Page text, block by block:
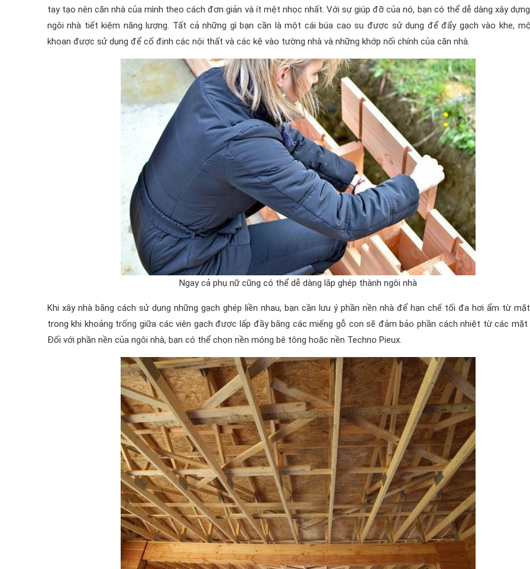
tay tạo nên căn nhà của mình theo cách đơn giản và ít mệt nhọc nhất. Với sự giúp đỡ của nó, bạn có thể dễ dàng xây
ngôi nhà tiết kiệm năng lượng. Tất cả những gì bạn cần là một cái búa cao su được sử dụng để đẩy gạch vào khe,
khoan được sử dụng để cố định các nội thất và các kệ vào tường nhà và những khớp nối chính của căn nhà.
Ngay cả phụ nữ cũng có thể dễ dàng lắp ghép thành ngôi nhà
Khi xây nhà bằng cách sử dụng những gạch ghép liền nhau, bạn cần lưu ý phần nền nhà để hạn chế tối đa hơi ẩm từ
trong khi khoảng trống giữa các viên gạch được lấp đầy bằng các miếng gỗ con sẽ đảm bảo phần cách nhiệt từ các mặt
Đối với phần nền của ngôi nhà, bạn có thể chọn nền móng bê tông hoặc nền Techno Pieux.